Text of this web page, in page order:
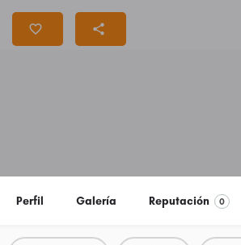
Perfil Galería Reputación 0